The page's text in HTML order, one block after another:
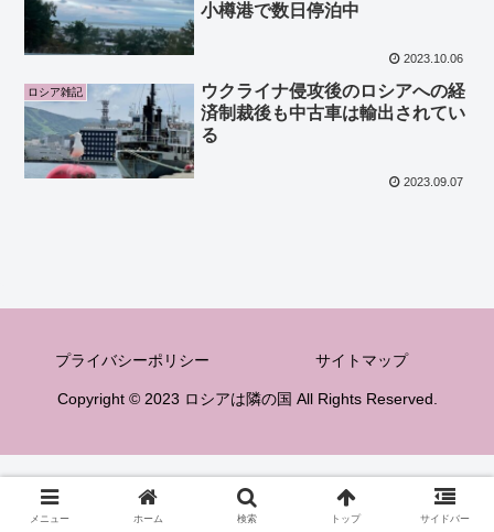
小樽港で数日停泊中
2023.10.06
ロシア雑記
ウクライナ侵攻後のロシアへの経
済制裁後も中古車は輸出されてい
る
2023.09.07
プライバシーポリシー サイトマップ
Copyright © 2023 ロシアは隣の国 All Rights Reserved.
メニュー ホーム 検索 トップ サイドバー